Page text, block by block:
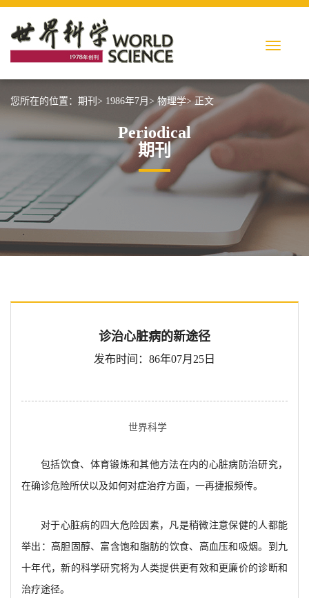
您所在的位置： 期刊> 1986年7月> 物理学> 正文
Periodical
期刊
诊治心脏病的新途径
发布时间：86年07月25日
世界科学
包括饮食、体育锻炼和其他方法在内的心脏病防治研究，
在确诊危险所伏以及如何对症治疗方面，一再捷报频传。
对于心脏病的四大危险因素，凡是稍微注意保健的人都能
举出：高胆固醇、富含饱和脂肪的饮食、高血压和吸烟。到九
十年代，新的科学研究将为人类提供更有效和更廉价的诊断和
治疗途径。